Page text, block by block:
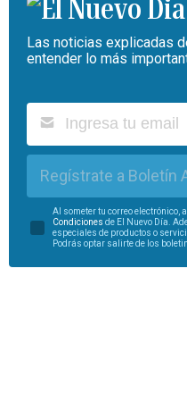
Las noticias explicadas
entender lo más
Regístrate a Boletín
Al someter tu correo electrónico,
Condiciones de El Nuevo Día.
especiales de productos o
Podrás optar salirte de los